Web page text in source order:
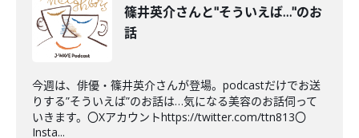
篠井英介さんと"そういえば…"のお
話
今週は、俳優・篠井英介さんが登場。podcastだけでお送
りする”そういえば”のお話は…気になる美容のお話伺って
いきます。〇Xアカウントhttps://twitter.com/ttn813〇
Insta...